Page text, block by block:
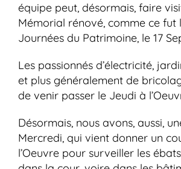
équipe peut, désormais, faire
Mémorial rénové, comme ce fut
Journées du Patrimoine, le 17
Les passionnés d’électricité,
et plus généralement de
de venir passer le Jeudi à
Désormais, nous avons, aussi,
Mercredi, qui vient donner un
l’Oeuvre pour surveiller les